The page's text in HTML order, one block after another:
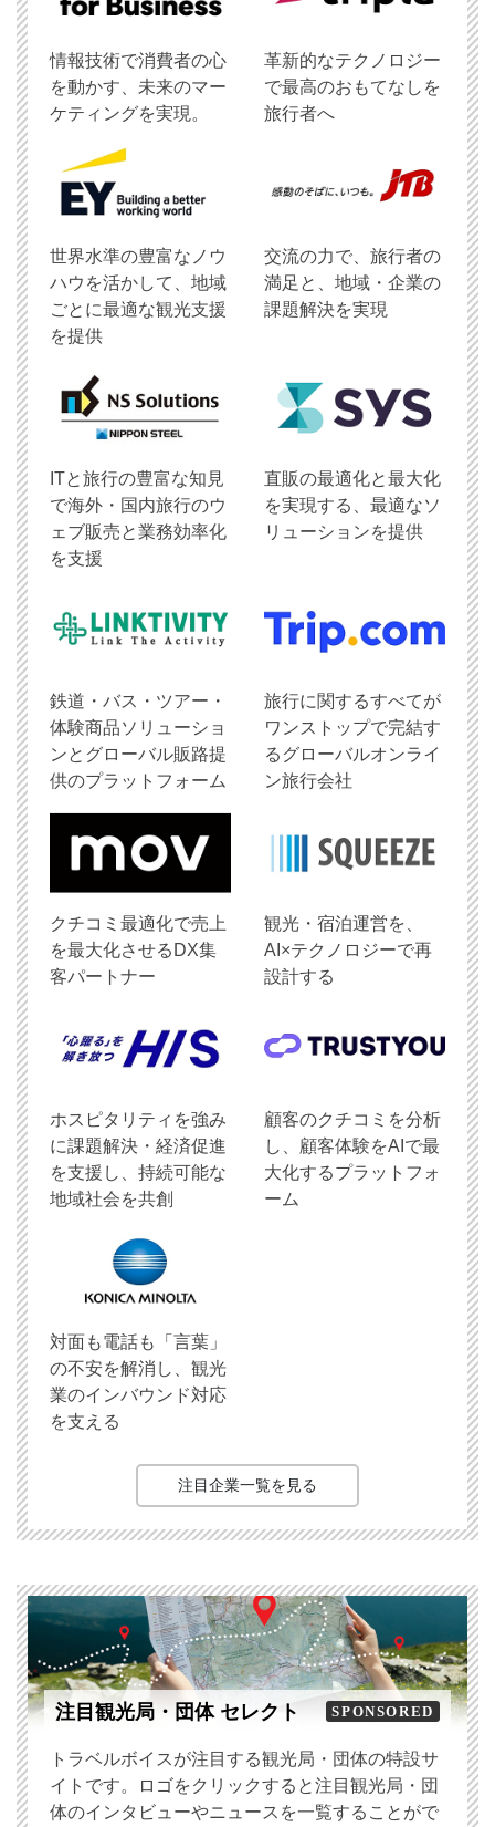
情報技術で消費者の心
を動かす、未来のマー
ケティングを実現。
革新的なテクノロジー
で最高のおもてなしを
旅行者へ
世界水準の豊富なノウ
ハウを活かして、地域
ごとに最適な観光支援
を提供
交流の力で、旅行者の
満足と、地域・企業の
課題解決を実現
ITと旅行の豊富な知見
で海外・国内旅行のウ
ェブ販売と業務効率化
を支援
直販の最適化と最大化
を実現する、最適なソ
リューションを提供
鉄道・バス・ツアー・
体験商品ソリューショ
ンとグローバル販路提
供のプラットフォーム
旅行に関するすべてが
ワンストップで完結す
るグローバルオンライ
ン旅行会社
クチコミ最適化で売上
を最大化させるDX集
客パートナー
観光・宿泊運営を、
AI×テクノロジーで再
設計する
ホスピタリティを強み
に課題解決・経済促進
を支援し、持続可能な
地域社会を共創
顧客のクチコミを分析
し、顧客体験をAIで最
大化するプラットフォ
ーム
対面も電話も「言葉」
の不安を解消し、観光
業のインバウンド対応
を支える
注目企業一覧を見る
注目観光局・団体 セレクト SPONSORED
トラベルボイスが注目する観光局・団体の特設サ
イトです。ロゴをクリックすると注目観光局・団
体のインタビューやニュースを一覧することがで